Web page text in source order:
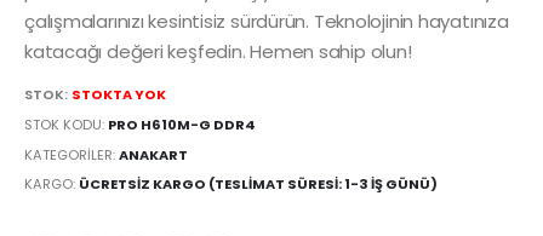
çalışmalarınızı kesintisiz sürdürün. Teknolojinin hayatınıza
katacağı değeri keşfedin. Hemen sahip olun!
STOK: STOKTA YOK
STOK KODU: PRO H610M-G DDR4
KATEGORILER:ANAKART
KARGO: ÜCRETSIZ KARGO (TESLIMAT SÜRESI: 1-3 İŞ GÜNÜ)